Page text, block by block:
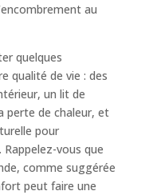
au
quelques
qualité de vie : des
un lit de
perte de chaleur, et
pour
vous que
comme suggérée
peut faire une